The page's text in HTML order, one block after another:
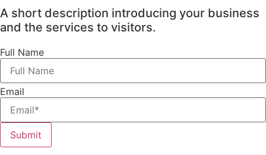
A short description introducing your business
and the services to visitors.
Full Name
Email
Submit